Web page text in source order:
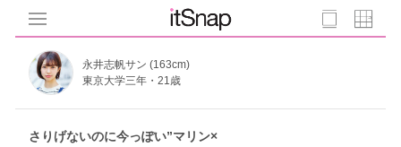
永井志帆サン (163cm)
東京大学三年・21歳
さりげないのに今っぽい”マリン×